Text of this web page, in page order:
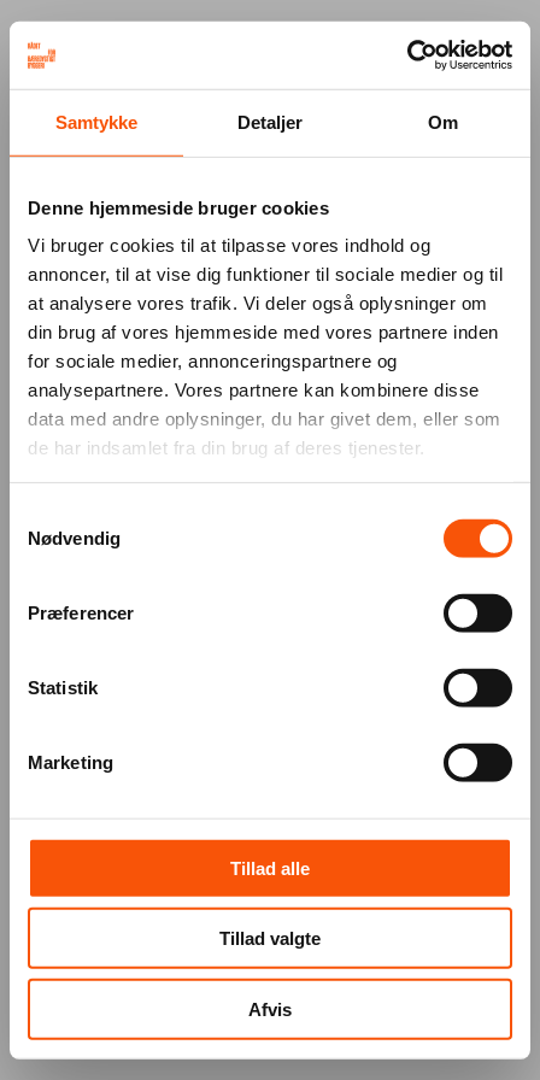
Samtykke Detaljer Om
Denne hjemmeside bruger cookies
Vi bruger cookies til at tilpasse vores indhold og
annoncer, til at vise dig funktioner til sociale medier og til
at analysere vores trafik. Vi deler også oplysninger om
din brug af vores hjemmeside med vores partnere inden
for sociale medier, annonceringspartnere og
analysepartnere. Vores partnere kan kombinere disse
data med andre oplysninger, du har givet dem, eller som
de har indsamlet fra din brug af deres tjenester.
Nødvendig
Præferencer
Statistik
Marketing
Tillad alle
Tillad valgte
Afvis
Your browser was unable to load
again in a few moments and make sure not
to use ad-blockers.